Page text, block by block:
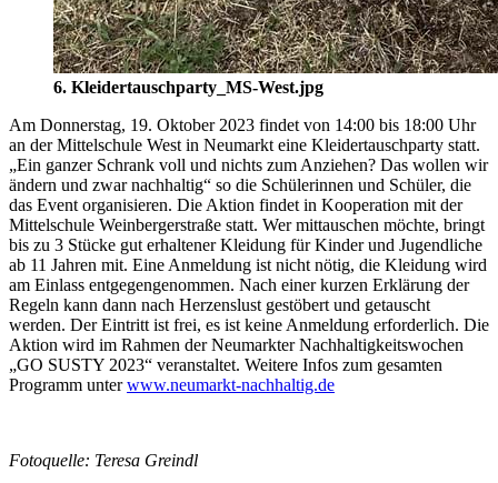
6. Kleidertauschparty_MS-West.jpg
Am Donnerstag, 19. Oktober 2023 findet von 14:00 bis 18:00 Uhr
an der Mittelschule West in Neumarkt eine Kleidertauschparty statt.
„Ein ganzer Schrank voll und nichts zum Anziehen? Das wollen wir
ändern und zwar nachhaltig“ so die Schülerinnen und Schüler, die
das Event organisieren. Die Aktion findet in Kooperation mit der
Mittelschule Weinbergerstraße statt. Wer mittauschen möchte, bringt
bis zu 3 Stücke gut erhaltener Kleidung für Kinder und Jugendliche
ab 11 Jahren mit. Eine Anmeldung ist nicht nötig, die Kleidung wird
am Einlass entgegengenommen. Nach einer kurzen Erklärung der
Regeln kann dann nach Herzenslust gestöbert und getauscht
werden. Der Eintritt ist frei, es ist keine Anmeldung erforderlich. Die
Aktion wird im Rahmen der Neumarkter Nachhaltigkeitswochen
„GO SUSTY 2023“ veranstaltet. Weitere Infos zum gesamten
Programm unterwww.neumarkt-nachhaltig.de
Fotoquelle: Teresa Greindl